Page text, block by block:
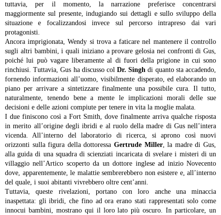
tuttavia, per il momento, la narrazione preferisce concentrarsi
maggiormente sul presente, indugiando sui dettagli e sullo sviluppo della
situazione e focalizzandosi invece sul percorso intrapreso dai vari
protagonisti.
Ancora imprigionata, Wendy si trova a faticare nel mantenere il controllo
sugli altri bambini, i quali iniziano a provare gelosia nei confronti di Gus,
poiché lui può vagare liberamente al di fuori della prigione in cui sono
rinchiusi. Tuttavia, Gus ha discusso colDr. Singh di quanto sta accadendo,
fornendo informazioni all’uomo, visibilmente disperato, ed elaborando un
piano per arrivare a sintetizzare finalmente una possibile cura. Il tutto,
naturalmente, tenendo bene a mente le implicazioni morali delle sue
decisioni e delle azioni compiute per tenere in vita la moglie malata.
I due finiscono così a Fort Smith, dove finalmente arriva qualche risposta
in merito all’origine degli ibridi e al ruolo della madre di Gus nell’intera
vicenda. All’interno del laboratorio di ricerca, si aprono così nuovi
orizzonti sulla figura della dottoressa Gertrude Miller, la madre di Gus,
alla guida di una squadra di scienziati incaricata di svelare i misteri di un
villaggio nell’Artico scoperto da un dottore inglese ad inizio Novecento
dove, apparentemente, le malattie sembrerebbero non esistere e, all’interno
del quale, i suoi abitanti vivrebbero oltre cent’anni.
Tuttavia, queste rivelazioni, portano con loro anche una minaccia
inaspettata: gli ibridi, che fino ad ora erano stati rappresentati solo come
innocui bambini, mostrano qui il loro lato più oscuro. In particolare, un